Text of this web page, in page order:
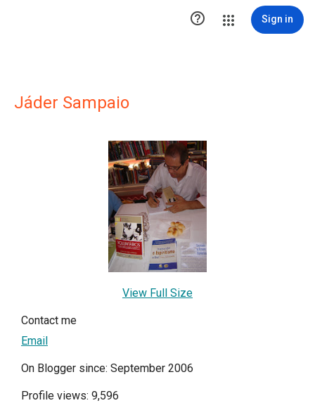
 Sign in
Jáder Sampaio
View Full Size
Contact me
Email
On Blogger since: September 2006
Profile views: 9,596